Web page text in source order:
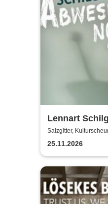
Lennart
Salzgitter,
25.11.2026